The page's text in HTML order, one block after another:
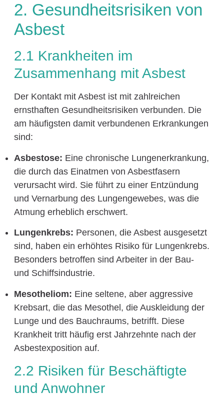
2. Gesundheitsrisiken von
Asbest
2.1 Krankheiten im
Zusammenhang mit Asbest
Der Kontakt mit Asbest ist mit zahlreichen
ernsthaften Gesundheitsrisiken verbunden. Die
am häufigsten damit verbundenen Erkrankungen
sind:
Asbestose: Eine chronische Lungenerkrankung,
die durch das Einatmen von Asbestfasern
verursacht wird. Sie führt zu einer Entzündung
und Vernarbung des Lungengewebes, was die
Atmung erheblich erschwert.
Lungenkrebs: Personen, die Asbest ausgesetzt
sind, haben ein erhöhtes Risiko für Lungenkrebs.
Besonders betroffen sind Arbeiter in der Bau-
und Schiffsindustrie.
Mesotheliom: Eine seltene, aber aggressive
Krebsart, die das Mesothel, die Auskleidung der
Lunge und des Bauchraums, betrifft. Diese
Krankheit tritt häufig erst Jahrzehnte nach der
Asbestexposition auf.
2.2 Risiken für Beschäftigte
und Anwohner